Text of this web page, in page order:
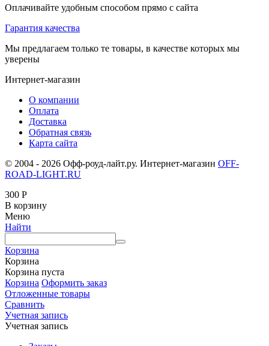
Оплачивайте удобным способом прямо с сайта
Гарантия качества
Мы предлагаем только те товары, в качестве которых мы
уверены
Интернет-магазин
О компании
Оплата
Доставка
Обратная связь
Карта сайта
© 2004 - 2026 Офф-роуд-лайт.ру. Интернет-магазин OFF-
ROAD-LIGHT.RU
300 Р
В корзину
Меню
Найти
Корзина
Корзина
Корзина пуста
Корзина Оформить заказ
Отложенные товары
Сравнить
Учетная запись
Учетная запись